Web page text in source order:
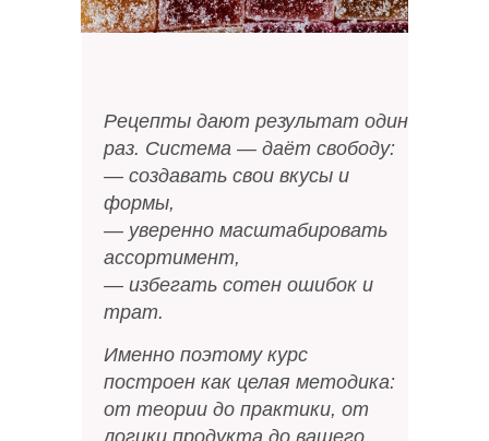
Рецепты дают результат один
раз. Система — даёт свободу:
— создавать свои вкусы и
формы,
— уверенно масштабировать
ассортимент,
— избегать сотен ошибок и
трат.
Именно поэтому курс
построен как целая методика:
от теории до практики, от
логики продукта до вашего
Влияние на яркость вкуса (
чтобы у вас была не просто
мармеладка)
собрать свой
Теория вкусов
Теория